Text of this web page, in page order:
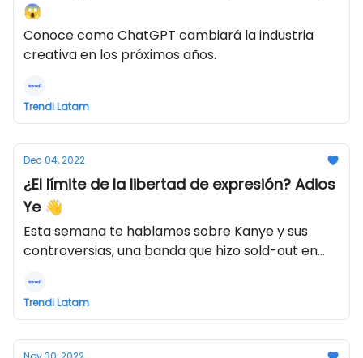
😱
Conoce como ChatGPT cambiará la industria
creativa en los próximos años.
Trendi Latam
Dec 04, 2022
¿El límite de la libertad de expresión? Adios
Ye 👋
Esta semana te hablamos sobre Kanye y sus
controversias, una banda que hizo sold-out en
más
Trendi Latam